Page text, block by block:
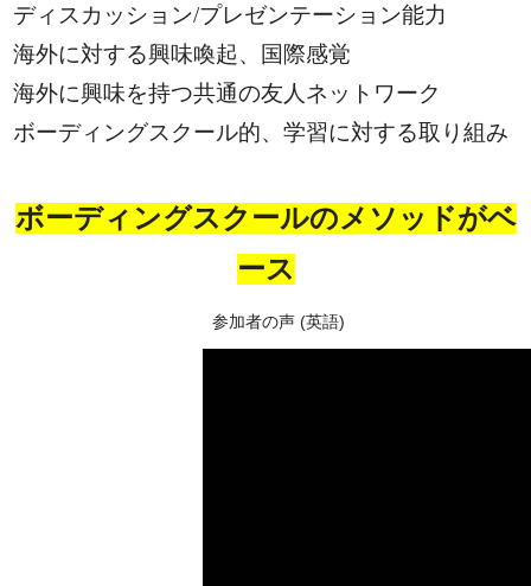
ディスカッション/プレゼンテーション能力
海外に対する興味喚起、国際感覚
海外に興味を持つ共通の友人ネットワーク
ボーディングスクール的、学習に対する取り組み
ボーディングスクールのメソッドがベ
ース
参加者の声 (英語)